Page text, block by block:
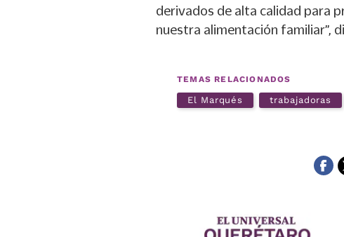
derivados de alta calidad para
nuestra alimentación familiar”,
TEMAS RELACIONADOS
El Marqués trabajadoras